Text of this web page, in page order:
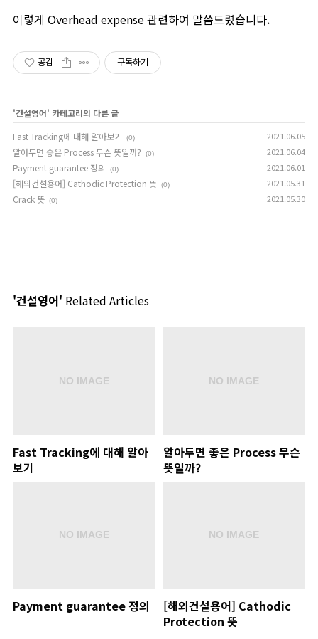
이렇게 Overhead expense 관련하여 말씀드렸습니다.
공감 구독하기
'건설영어' 카테고리의 다른 글
Fast Tracking에 대해 알아보기
(0) 2021.06.05
알아두면 좋은 Process 무슨 뜻일까? (0) 2021.06.04
Payment guarantee 정의 (0) 2021.06.01
[해외건설용어] Cathodic Protection 뜻 (0) 2021.05.31
Crack 뜻 (0) 2021.05.30
'건설영어' Related Articles
Fast Tracking에 대해 알아
보기
알아두면 좋은 Process 무슨
뜻일까?
Payment guarantee 정의
[해외건설용어] Cathodic
Protection 뜻